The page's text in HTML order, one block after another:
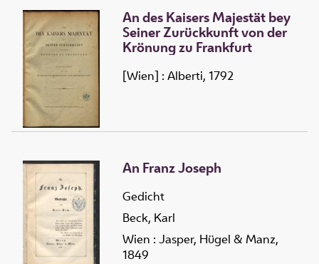
An des Kaisers Majestät bey
Seiner Zurückkunft von der
Krönung zu Frankfurt
[Wien] : Alberti, 1792
An Franz Joseph
Gedicht
Beck, Karl
Wien : Jasper, Hügel & Manz,
1849